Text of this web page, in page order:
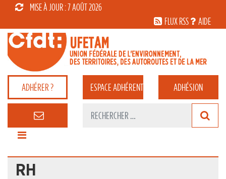
MISE À JOUR : 7 AOÛT 2026
FLUX RSS
AIDE
ADHÉRER ? ESPACEADHÉRENT ADHÉSION
RH